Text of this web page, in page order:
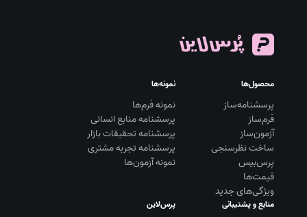
محصول‌ها
پرسشنامه‌ساز
فرم‌ساز
آزمون‌ساز
ساخت نظرسنجی
پرس‌بیس
قیمت‌ها
ویژگی‌های جدید
نمونه‌ها
نمونه فرم‌ها
پرسشنامه منابع انسانی
پرسشنامه تحقیقات بازار
پرسشنامه تجربه مشتری
نمونه آزمون‌ها
منابع و پشتیبانی پرس‌لاین